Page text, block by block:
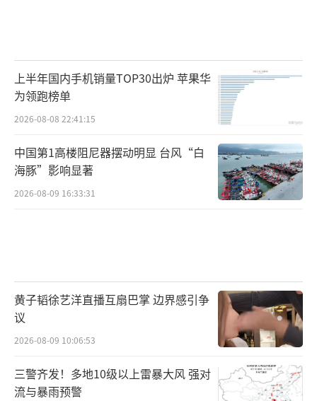
上半年国内手机销量TOP30出炉 苹果华
为领跑榜单
2026-08-08 22:41:15
中国第1高楼阻尼器摆动明显 台风“白
海豚”影响显著
2026-08-09 16:33:31
黄子韬徐艺洋直播互扇巴掌 边界感引争
议
2026-08-09 10:06:53
三警齐发！多地10级以上雷暴大风 强对
流与暴雨预警